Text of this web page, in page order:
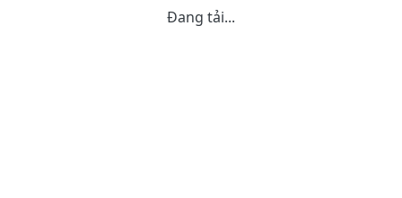
Đang tải...